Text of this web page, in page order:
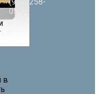
в
05-05